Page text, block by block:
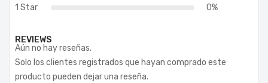
1 Star
0%
REVIEWS
Aún no hay reseñas.
Solo los clientes registrados que hayan comprado este
producto pueden dejar una reseña.